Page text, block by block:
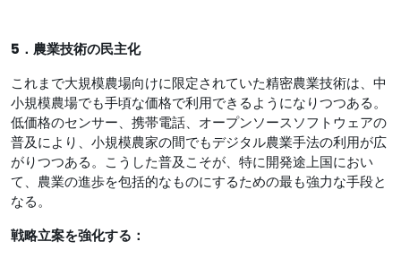
5．農業技術の民主化
これまで大規模農場向けに限定されていた精密農業技術は、中
小規模農場でも手頃な価格で利用できるようになりつつある。
低価格のセンサー、携帯電話、オープンソースソフトウェアの
普及により、小規模農家の間でもデジタル農業手法の利用が広
がりつつある。こうした普及こそが、特に開発途上国におい
て、農業の進歩を包括的なものにするための最も強力な手段と
なる。
戦略立案を強化する：